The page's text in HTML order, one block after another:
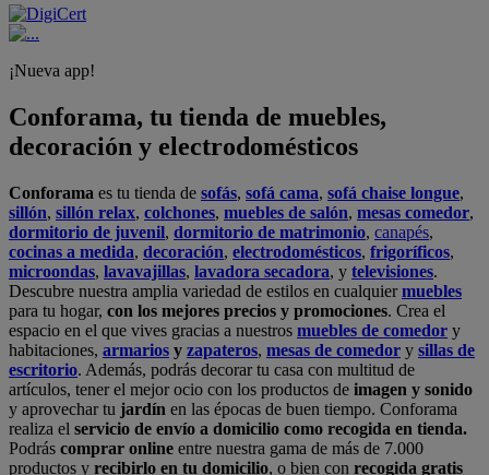
¡Nueva app!
Conforama, tu tienda de muebles,
decoración y electrodomésticos
Conforama es tu tienda de sofás, sofá cama, sofá chaise longue,
sillón, sillón relax, colchones, muebles de salón, mesas comedor,
dormitorio de juvenil, dormitorio de matrimonio, canapés,
cocinas a medida, decoración, electrodomésticos, frigoríficos,
microondas, lavavajillas, lavadora secadora, y televisiones.
Descubre nuestra amplia variedad de estilos en cualquiermuebles
para tu hogar, con los mejores precios y promociones. Crea el
espacio en el que vives gracias a nuestros muebles de comedor y
habitaciones, armarios y zapateros, mesas de comedor y sillas de
escritorio. Además, podrás decorar tu casa con multitud de
artículos, tener el mejor ocio con los productos de imagen y sonido
y aprovechar tu jardín en las épocas de buen tiempo. Conforama
realiza el servicio de envío a domicilio como recogida en tienda.
Podrás comprar online entre nuestra gama de más de 7.000
productos y recibirlo en tu domicilio, o bien con recogida gratis